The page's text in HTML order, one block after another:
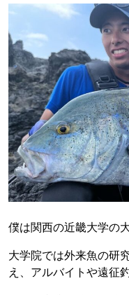
僕は関西の近畿大学の
大学院では外来魚の研
え、アルバイトや遠征